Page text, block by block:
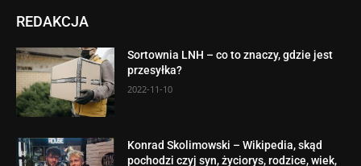
REDAKCJA
Sortownia LNH – co to znaczy, gdzie jest
przesyłka?
2022-11-10
Konrad Skolimowski – Wikipedia, skąd
pochodzi czyj syn, życiorys, rodzice, wiek,